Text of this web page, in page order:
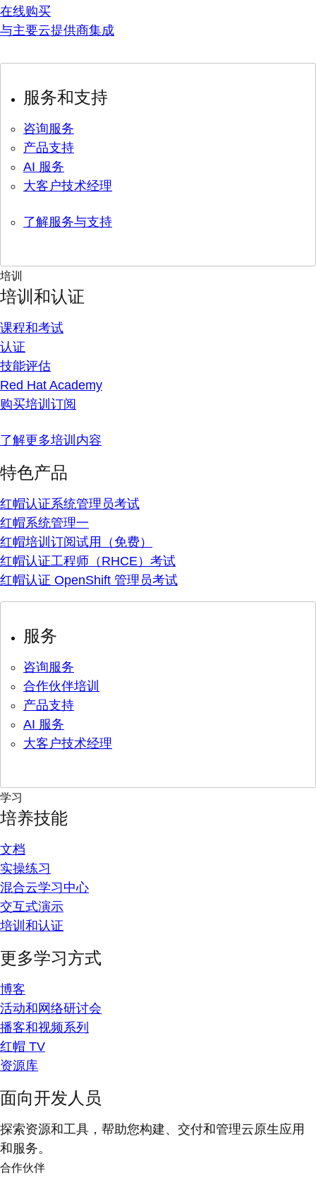
在线购买
与主要云提供商集成
服务和支持
咨询服务
产品支持
AI 服务
大客户技术经理
了解服务与支持
培训
培训和认证
课程和考试
认证
技能评估
Red Hat Academy
购买培训订阅
了解更多培训内容
特色产品
红帽认证系统管理员考试
红帽系统管理一
红帽培训订阅试用（免费）
红帽认证工程师（RHCE）考试
红帽认证 OpenShift 管理员考试
服务
咨询服务
合作伙伴培训
产品支持
AI 服务
大客户技术经理
学习
培养技能
文档
实操练习
混合云学习中心
交互式演示
培训和认证
更多学习方式
博客
活动和网络研讨会
播客和视频系列
红帽 TV
资源库
面向开发人员
探索资源和工具，帮助您构建、交付和管理云原生应用
和服务。
合作伙伴